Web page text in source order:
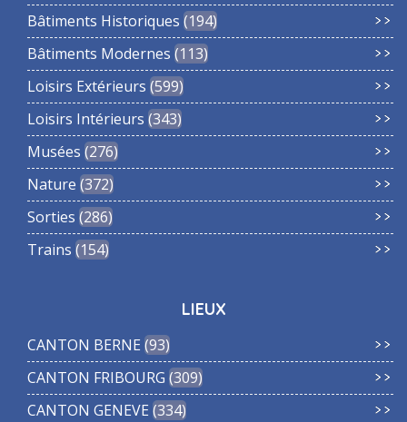
Bâtiments Historiques 194
Bâtiments Modernes 113
Loisirs Extérieurs 599
Loisirs Intérieurs 343
Musées 276
Nature 372
Sorties 286
Trains 154
LIEUX
CANTON BERNE 93
CANTON FRIBOURG 309
CANTON GENEVE 334